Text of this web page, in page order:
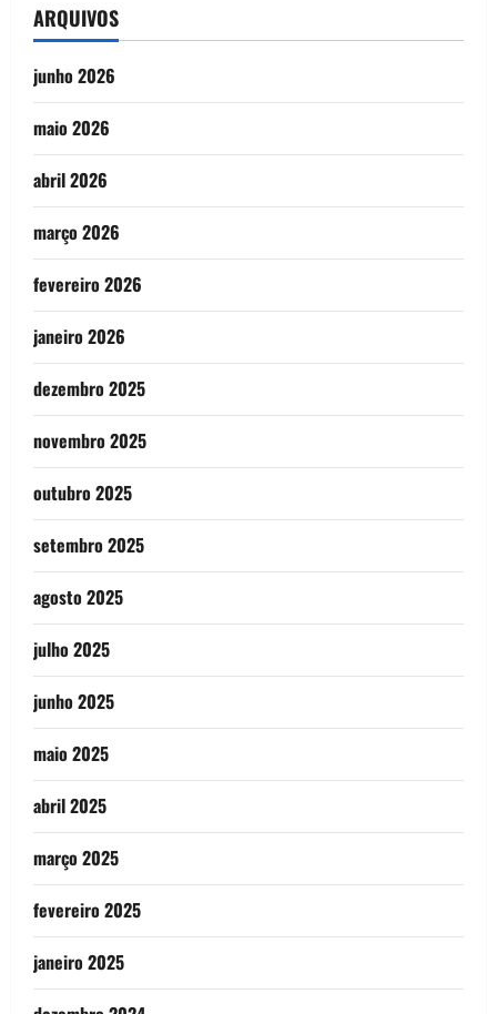
ARQUIVOS
junho 2026
maio 2026
abril 2026
março 2026
fevereiro 2026
janeiro 2026
dezembro 2025
novembro 2025
outubro 2025
setembro 2025
agosto 2025
julho 2025
junho 2025
maio 2025
abril 2025
março 2025
fevereiro 2025
janeiro 2025